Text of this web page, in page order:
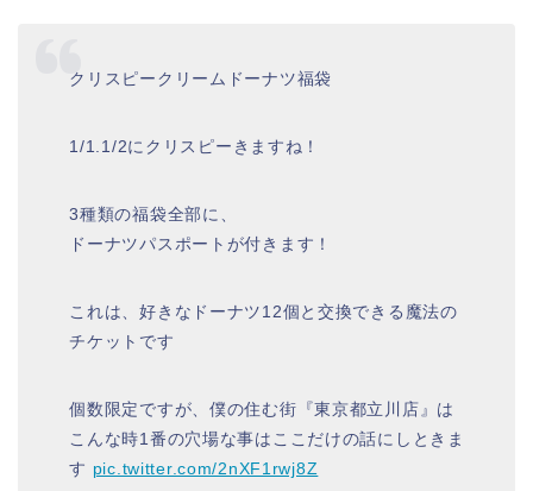
クリスピークリームドーナツ福袋
1/1.1/2にクリスピーきますね！
3種類の福袋全部に、
ドーナツパスポートが付きます！
これは、好きなドーナツ12個と交換できる魔法の
チケットです
個数限定ですが、僕の住む街『東京都立川店』は
こんな時1番の穴場な事はここだけの話にしときま
す pic.twitter.com/2nXF1rwj8Z